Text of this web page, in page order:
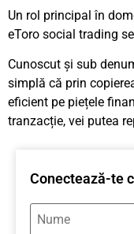
Un rol principal în
eToro social trading
Cunoscut și sub
simplă că prin
eficient pe piețele
tranzacție, vei putea
Conectează-te